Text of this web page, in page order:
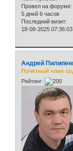
Провел на форуме:
5 дней 6 часов
Последний визит:
18-08-2025 07:36:03
Андрей
Почётный член
Рейтинг: